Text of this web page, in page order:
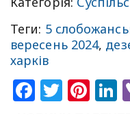
Теги: 5
вересень 2024,
харків